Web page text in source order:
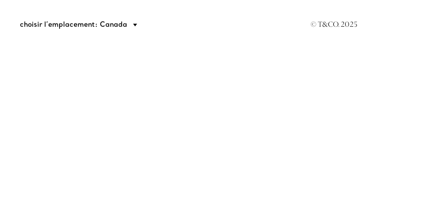
choisir l’emplacement: Canada © T&CO. 2025